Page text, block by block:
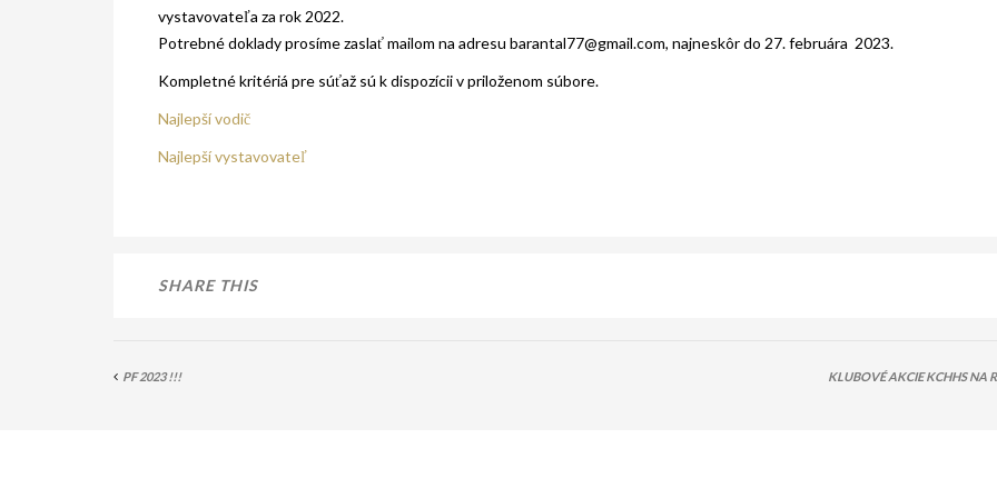
vystavovateľa za rok 2022.
Potrebné doklady prosíme zaslať mailom na adresu barantal77@gmail.com, najneskôr do 27. februára 2023.
Kompletné kritériá pre súťaž sú k dispozícii v priloženom súbore.
Najlepší vodič
Najlepší vystavovateľ
SHARE THIS
PF 2023 !!! KLUBOVÉ AKCIE KCHHS NA